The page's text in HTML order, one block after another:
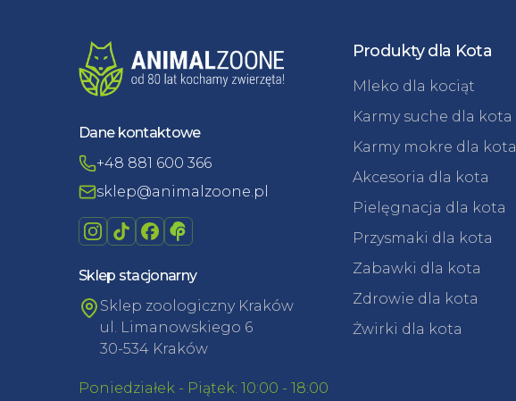
Dane kontaktowe
+48 881 600 366
sklep@animalzoone.pl
Sklep stacjonarny
Sklep zoologiczny Kraków
ul. Limanowskiego 6
30-534 Kraków
Poniedziałek - Piątek: 10:00 - 18:00
Produkty dla Kota
Mleko dla kociąt
Karmy suche dla kota
Karmy mokre dla kota
Akcesoria dla kota
Pielęgnacja dla kota
Przysmaki dla kota
Zabawki dla kota
Zdrowie dla kota
Żwirki dla kota